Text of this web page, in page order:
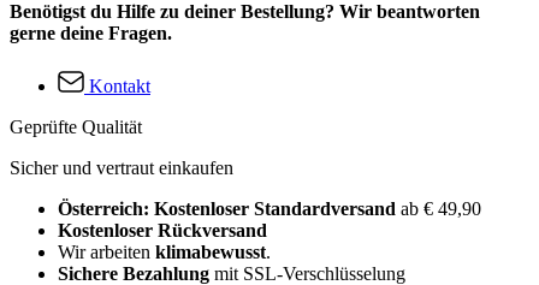
Benötigst du Hilfe zu deiner Bestellung? Wir beantworten
gerne deine Fragen.
Kontakt
Geprüfte Qualität
Sicher und vertraut einkaufen
Österreich: Kostenloser Standardversand ab € 49,90
Kostenloser Rückversand
Wir arbeiten klimabewusst.
Sichere Bezahlung mit SSL-Verschlüsselung